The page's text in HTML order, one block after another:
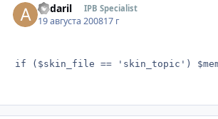
andaril IPB Specialist
19 августа 200817 г
if ($skin_file == 'skin_topic')